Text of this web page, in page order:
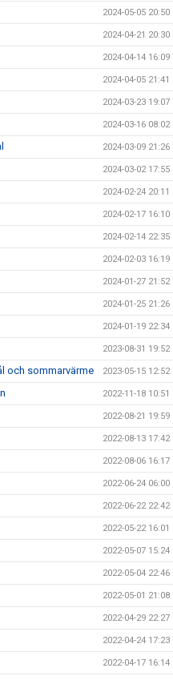
2024-05-05 20:50
2024-04-21 20:30
2024-04-14 16:09
2024-04-05 21:41
2024-03-23 19:07
2024-03-16 08:02
2024-03-09 21:26
2024-03-02 17:55
2024-02-24 20:11
2024-02-17 16:10
2024-02-14 22:35
2024-02-03 16:19
2024-01-27 21:52
2024-01-25 21:26
2024-01-19 22:34
2023-08-31 19:52
och sommarvärme 2023-05-15 12:52
2022-11-18 10:51
2022-08-21 19:59
2022-08-13 17:42
2022-08-06 16:17
2022-06-24 06:00
2022-06-22 22:42
2022-05-22 16:01
2022-05-07 15:24
2022-05-04 22:46
2022-05-01 21:08
2022-04-29 22:27
2022-04-24 17:23
2022-04-17 16:14